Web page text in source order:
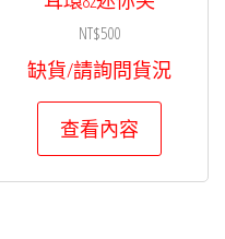
NT$500
缺貨/請詢問貨況
查看內容